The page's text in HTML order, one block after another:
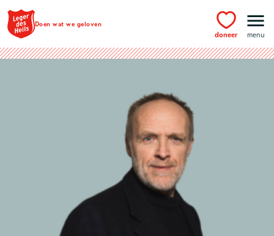
Ga naar hoofdinhoud
Doen wat we geloven
doneer menu